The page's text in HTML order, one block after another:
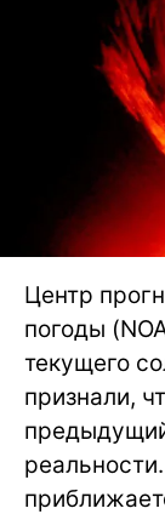
Центр
погоды
текущего
признали,